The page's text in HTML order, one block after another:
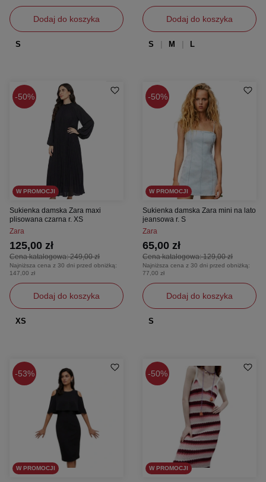
Dodaj do koszyka
S
Dodaj do koszyka
S M L
50%
W PROMOCJI
Sukienka damska Zara maxi
plisowana czarna r. XS
Zara
Cena katalogowa:249,00 zł
125,00 zł
Najniższa cena z 30 dni przed obniżką:
147,00 zł
Dodaj do koszyka
XS
50%
W PROMOCJI
Sukienka damska Zara mini na lato
jeansowa r. S
Zara
Cena katalogowa:129,00 zł
65,00 zł
Najniższa cena z 30 dni przed obniżką:
77,00 zł
Dodaj do koszyka
S
53%
W PROMOCJI
50%
W PROMOCJI